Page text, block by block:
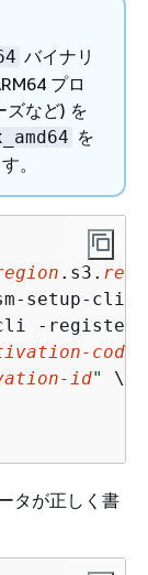
バイナリ
プロ
ズなど) を
を
。
.s3.
setup-cli
cli -register
code
id"
\
タが正しく書